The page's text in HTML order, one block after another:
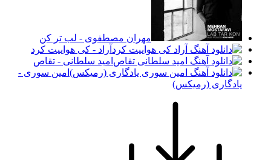
مهران مصطفوی - لب تر کن
آراد - کی هواییت کرد
امید سلطانی - تقاص
امین سوری -
یادگاری (رمیکس)